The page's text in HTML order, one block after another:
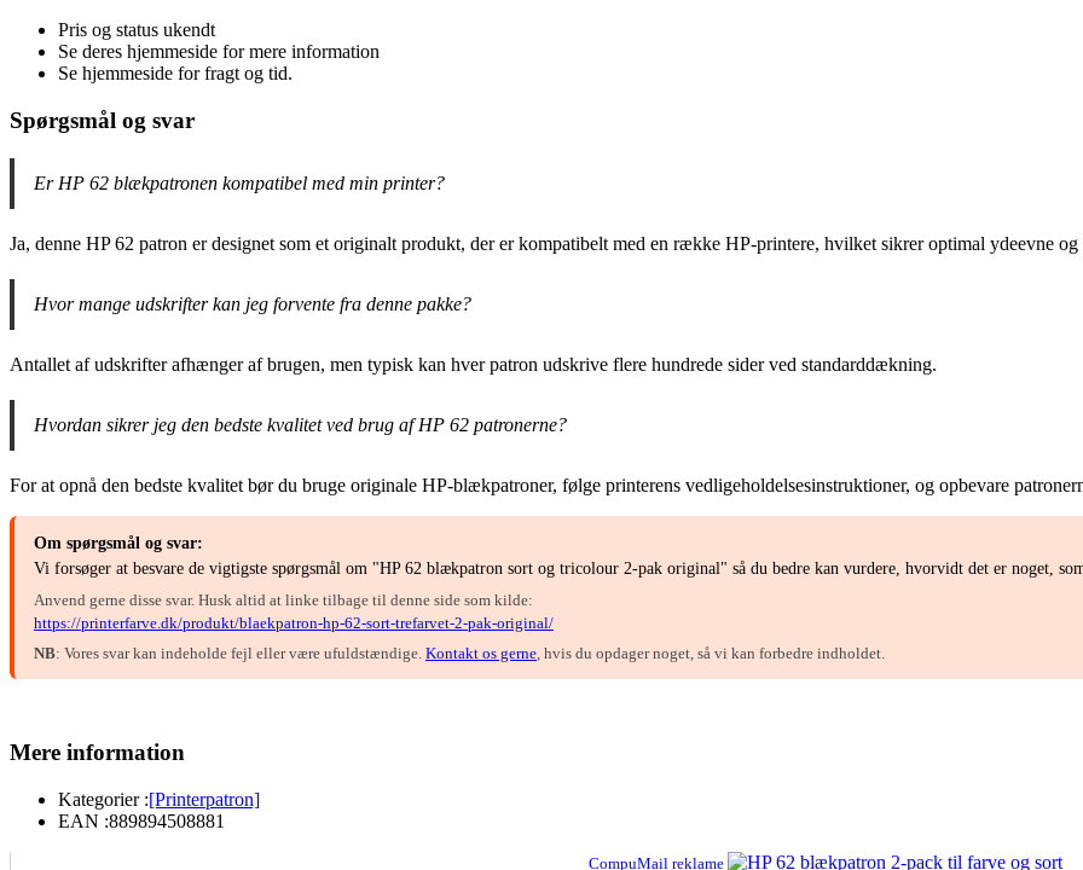
Pris og status ukendt
Se deres hjemmeside for mere information
Se hjemmeside for fragt og tid.
Spørgsmål og svar
Er HP 62 blækpatronen kompatibel med min printer?
Ja, denne HP 62 patron er designet som et originalt produkt, der er kompatibelt med en række HP-printere, hvilket sikrer optimal ydeevne
Hvor mange udskrifter kan jeg forvente fra denne pakke?
Antallet af udskrifter afhænger af brugen, men typisk kan hver patron udskrive flere hundrede sider ved standarddækning.
Hvordan sikrer jeg den bedste kvalitet ved brug af HP 62 patronerne?
For at opnå den bedste kvalitet bør du bruge originale HP-blækpatroner, følge printerens vedligeholdelsesinstruktioner, og opbevare
Om spørgsmål og svar:
Vi forsøger at besvare de vigtigste spørgsmål om "HP 62 blækpatron sort og tricolour 2-pak original" så du bedre kan vurdere, hvorvidt det er noget,
Anvend gerne disse svar. Husk altid at linke tilbage til denne side som kilde:
https://printerfarve.dk/produkt/blaekpatron-hp-62-sort-trefarvet-2-pak-original/
NB: Vores svar kan indeholde fejl eller være ufuldstændige. Kontakt os gerne , hvis du opdager noget, så vi kan forbedre indholdet.
Mere information
Kategorier :[Printerpatron]
EAN :889894508881
CompuMail reklame